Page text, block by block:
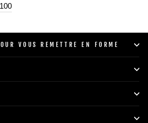
VOUS REMETTRE EN FORME